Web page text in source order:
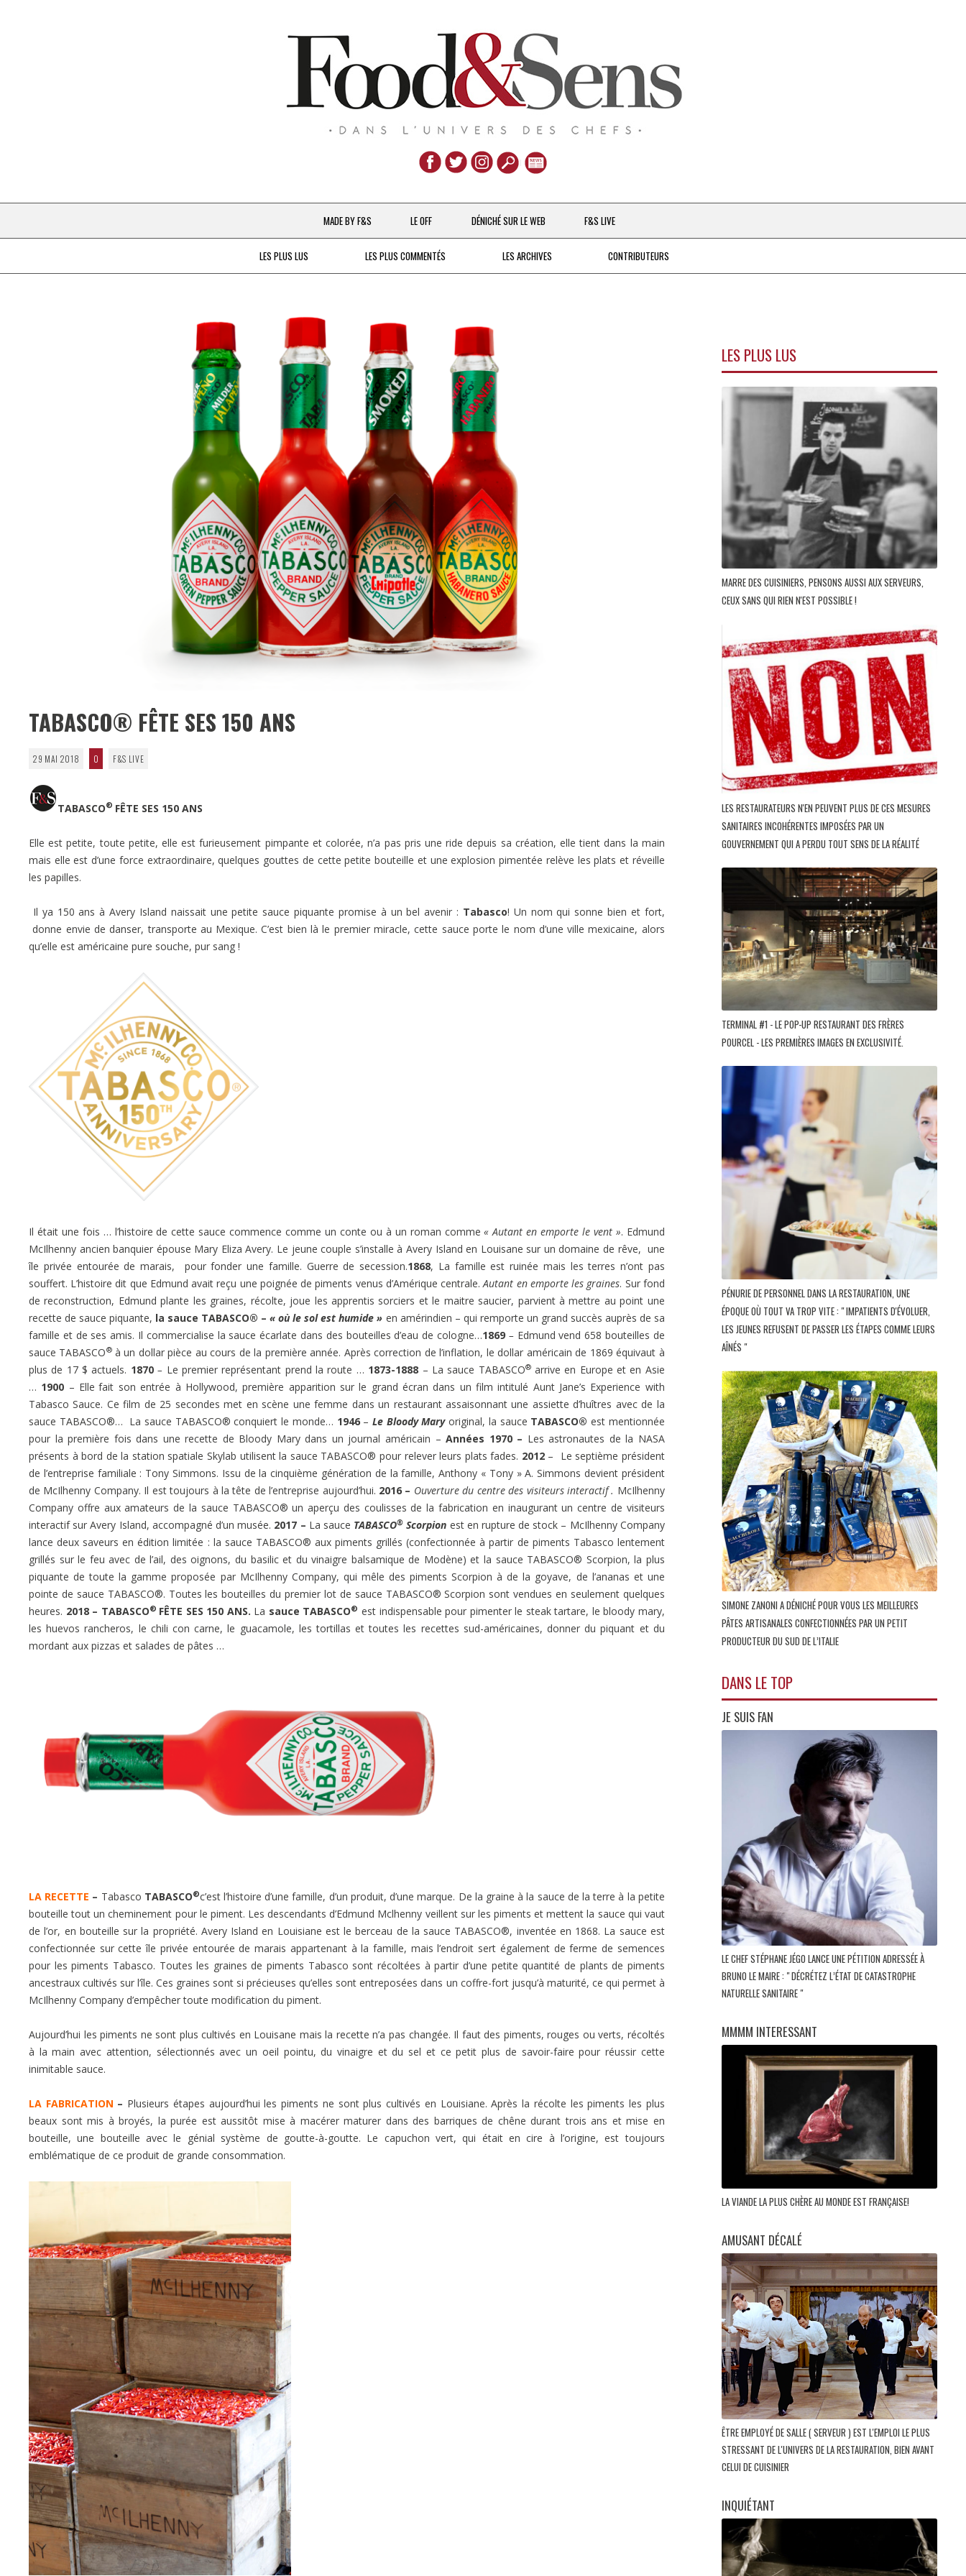
Aller
au
contenu
MADE BY F&S
CHEFS & ACTUALITÉS
DESTIN DE FEMME
V…DE VOYAGE
LE OFF DÉNICHÉ SUR LE WEB F&S LIVE
LES PLUS LUS LES PLUS COMMENTÉS LES ARCHIVES CONTRIBUTEURS
TABASCO® FÊTE SES 150 ANS
29 MAI 2018 0 F&S LIVE
TABASCO® FÊTE SES 150 ANS
Elle est petite, toute petite, elle est furieusement pimpante et colorée, n’a pas pris une ride depuis sa création, elle tient dans la main
mais elle est d’une force extraordinaire, quelques gouttes de cette petite bouteille et une explosion pimentée relève les plats et réveille
les papilles.
Il ya 150 ans à Avery Island naissait une petite sauce piquante promise à un bel avenir : Tabasco! Un nom qui sonne bien et fort,
donne envie de danser, transporte au Mexique. C’est bien là le premier miracle, cette sauce porte le nom d’une ville mexicaine, alors
qu’elle est américaine pure souche, pur sang !
Il était une fois … l’histoire de cette sauce commence comme un conte ou à un roman comme« Autant en emporte le vent ». Edmund
McIlhenny ancien banquier épouse Mary Eliza Avery. Le jeune couple s’installe à Avery Island en Louisane sur un domaine de rêve, une
île privée entourée de marais, pour fonder une famille. Guerre de secession.1868, La famille est ruinée mais les terres n’ont pas
souffert. L’histoire dit que Edmund avait reçu une poignée de piments venus d’Amérique centrale. Autant en emporte les graines. Sur fond
de reconstruction, Edmund plante les graines, récolte, joue les apprentis sorciers et le maitre saucier, parvient à mettre au point une
recette de sauce piquante, la sauce TABASCO® – « où le sol est humide » en amérindien – qui remporte un grand succès auprès de sa
famille et de ses amis. Il commercialise la sauce écarlate dans des bouteilles d’eau de cologne…1869 –Edmund vend 658 bouteilles de
sauce TABASCO®à un dollar pièce au cours de la première année. Après correction de l’inflation, le dollar américain de 1869 équivaut à
plus de 17 $ actuels. 1870– Le premier représentant prend la route … 1873-1888 – La sauce TABASCO®arrive en Europe et en Asie
… 1900 – Elle fait son entrée à Hollywood, première apparition sur le grand écran dans un film intitulé Aunt Jane’s Experience with
Tabasco Sauce. Ce film de 25 secondes met en scène une femme dans un restaurant assaisonnant une assiette d’huîtres avec de la
sauce TABASCO®… La sauce TABASCO® conquiert le monde… 1946– Le Bloody Mary original, la sauce TABASCO® est mentionnée
pour la première fois dans une recette de Bloody Mary dans un journal américain –Années 1970 – Les astronautes de la NASA
présents à bord de la station spatiale Skylab utilisent la sauce TABASCO® pour relever leurs plats fades. 2012– Le septième président
de l’entreprise familiale : Tony Simmons. Issu de la cinquième génération de la famille, Anthony « Tony » A. Simmons devient président
de McIlhenny Company. Il est toujours à la tête de l’entreprise aujourd’hui. 2016 – Ouverture du centre des visiteurs interactif . McIlhenny
Company offre aux amateurs de la sauce TABASCO® un aperçu des coulisses de la fabrication en inaugurant un centre de visiteurs
interactif sur Avery Island, accompagné d’un musée. 2017 – La sauce TABASCO® Scorpion est en rupture de stock – McIlhenny Company
lance deux saveurs en édition limitée : la sauce TABASCO® aux piments grillés (confectionnée à partir de piments Tabasco lentement
grillés sur le feu avec de l’ail, des oignons, du basilic et du vinaigre balsamique de Modène) et la sauce TABASCO® Scorpion, la plus
piquante de toute la gamme proposée par McIlhenny Company, qui mêle des piments Scorpion à de la goyave, de l’ananas et une
pointe de sauce TABASCO®. Toutes les bouteilles du premier lot de sauce TABASCO® Scorpion sont vendues en seulement quelques
heures. 2018 – TABASCO® FÊTE SES 150 ANS. La sauce TABASCO® est indispensable pour pimenter le steak tartare, le bloody mary,
les huevos rancheros, le chili con carne, le guacamole, les tortillas et toutes les recettes sud-américaines, donner du piquant et du
mordant aux pizzas et salades de pâtes …
LA RECETTE – Tabasco TABASCO®c’est l’histoire d’une famille, d’un produit, d’une marque. De la graine à la sauce de la terre à la petite
bouteille tout un cheminement pour le piment. Les descendants d’Edmund Mclhenny veillent sur les piments et mettent la sauce qui vaut
de l’or, en bouteille sur la propriété. Avery Island en Louisiane est le berceau de la sauce TABASCO®, inventée en 1868. La sauce est
confectionnée sur cette île privée entourée de marais appartenant à la famille, mais l’endroit sert également de ferme de semences
pour les piments Tabasco. Toutes les graines de piments Tabasco sont récoltées à partir d’une petite quantité de plants de piments
ancestraux cultivés sur l’île. Ces graines sont si précieuses qu’elles sont entreposées dans un coffre-fort jusqu’à maturité, ce qui permet à
McIlhenny Company d’empêcher toute modification du piment.
Aujourd’hui les piments ne sont plus cultivés en Louisane mais la recette n’a pas changée. Il faut des piments, rouges ou verts, récoltés
à la main avec attention, sélectionnés avec un oeil pointu, du vinaigre et du sel et ce petit plus de savoir-faire pour réussir cette
inimitable sauce.
LA FABRICATION – Plusieurs étapes aujourd’hui les piments ne sont plus cultivés en Louisiane. Après la récolte les piments les plus
beaux sont mis à broyés, la purée est aussitôt mise à macérer maturer dans des barriques de chêne durant trois ans et mise en
bouteille, une bouteille avec le génial système de goutte-à-goutte. Le capuchon vert, qui était en cire à l’origine, est toujours
emblématique de ce produit de grande consommation.
LES PLUS LUS
MARRE DES CUISINIERS, PENSONS AUSSI AUX SERVEURS,
CEUX SANS QUI RIEN N'EST POSSIBLE !
LES RESTAURATEURS N'EN PEUVENT PLUS DE CES MESURES
SANITAIRES INCOHÉRENTES IMPOSÉES PAR UN
GOUVERNEMENT QUI A PERDU TOUT SENS DE LA RÉALITÉ
TERMINAL #1 - LE POP-UP RESTAURANT DES FRÈRES
POURCEL - LES PREMIÈRES IMAGES EN EXCLUSIVITÉ.
PÉNURIE DE PERSONNEL DANS LA RESTAURATION, UNE
ÉPOQUE OÙ TOUT VA TROP VITE : " IMPATIENTS D'ÉVOLUER,
LES JEUNES REFUSENT DE PASSER LES ÉTAPES COMME LEURS
AÎNÉS "
SIMONE ZANONI A DÉNICHÉ POUR VOUS LES MEILLEURES
PÂTES ARTISANALES CONFECTIONNÉES PAR UN PETIT
PRODUCTEUR DU SUD DE L’ITALIE
DANS LE TOP
JE SUIS FAN
LE CHEF STÉPHANE JÉGO LANCE UNE PÉTITION ADRESSÉE À
BRUNO LE MAIRE : " DÉCRÉTEZ L’ÉTAT DE CATASTROPHE
NATURELLE SANITAIRE "
MMMM INTERESSANT
LA VIANDE LA PLUS CHÈRE AU MONDE EST FRANÇAISE!
AMUSANT DÉCALÉ
ÊTRE EMPLOYÉ DE SALLE ( SERVEUR ) EST L'EMPLOI LE PLUS
STRESSANT DE L'UNIVERS DE LA RESTAURATION, BIEN AVANT
CELUI DE CUISINIER
INQUIÉTANT